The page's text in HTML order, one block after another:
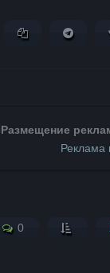
Копировать
Размещение
Реклама
0